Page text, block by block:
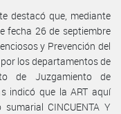
destacó que, mediante
fecha 26 de septiembre
y Prevención del
los departamentos de
de Juzgamiento de
indicó que la ART aquí
CINCUENTA Y